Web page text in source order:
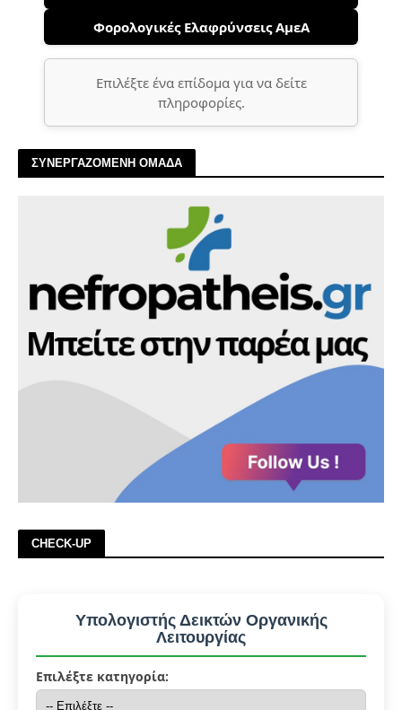
Φορολογικές Ελαφρύνσεις ΑμεΑ
Επιλέξτε ένα επίδομα για να δείτε
πληροφορίες.
ΣΥΝΕΡΓΑΖΟΜΕΝΗ ΟΜΑΔΑ
CHECK-UP
Υπολογιστής Δεικτών Οργανικής
Λειτουργίας
Επιλέξτε κατηγορία: